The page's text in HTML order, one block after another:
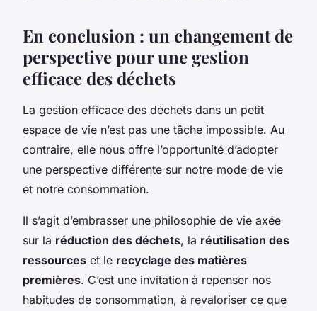
En conclusion : un changement de
perspective pour une gestion
efficace des déchets
La gestion efficace des déchets dans un petit
espace de vie n’est pas une tâche impossible. Au
contraire, elle nous offre l’opportunité d’adopter
une perspective différente sur notre mode de vie
et notre consommation.
Il s’agit d’embrasser une philosophie de vie axée
sur la réduction des déchets, la réutilisation des
ressources et le recyclage des matières
premières. C’est une invitation à repenser nos
habitudes de consommation, à revaloriser ce que